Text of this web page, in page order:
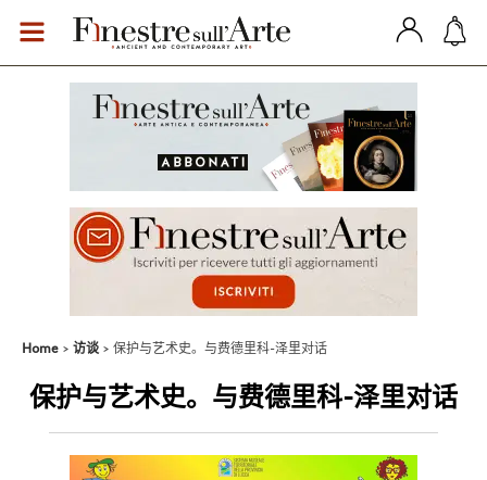
Home 访谈 保护与艺术史。与费德里科-泽里对话
保护与艺术史。与费德里科-泽里对话